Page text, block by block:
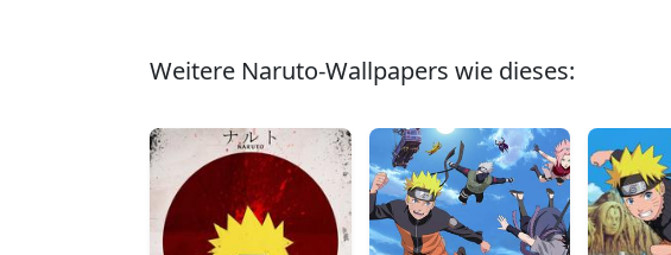
Weitere Naruto-Wallpapers wie dieses: